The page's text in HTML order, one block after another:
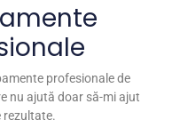
profesionale de
nu ajută doar să-mi ajut
rezultate.